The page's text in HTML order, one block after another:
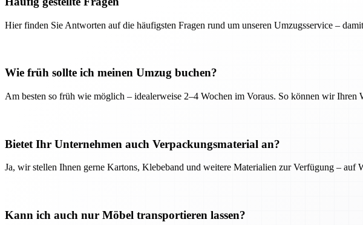
Hier finden Sie Antworten auf die häufigsten Fragen rund um unseren Umzugsservice –
Wie früh sollte ich meinen Umzug buchen?
Am besten so früh wie möglich – idealerweise 2–4 Wochen im Voraus. So können wir Ihren
Bietet Ihr Unternehmen auch Verpackungsmaterial an?
Ja, wir stellen Ihnen gerne Kartons, Klebeband und weitere Materialien zur Verfügung – auf
Kann ich auch nur Möbel transportieren lassen?